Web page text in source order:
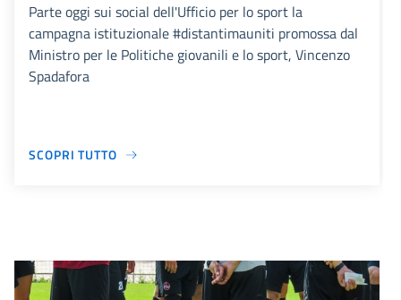
Parte oggi sui social dell'Ufficio per lo sport la
campagna istituzionale #distantimauniti promossa dal
Ministro per le Politiche giovanili e lo sport, Vincenzo
Spadafora
SCOPRI TUTTO